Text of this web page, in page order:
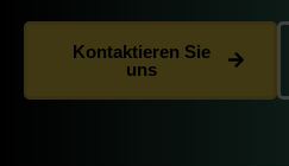
Kontaktieren Sie
uns